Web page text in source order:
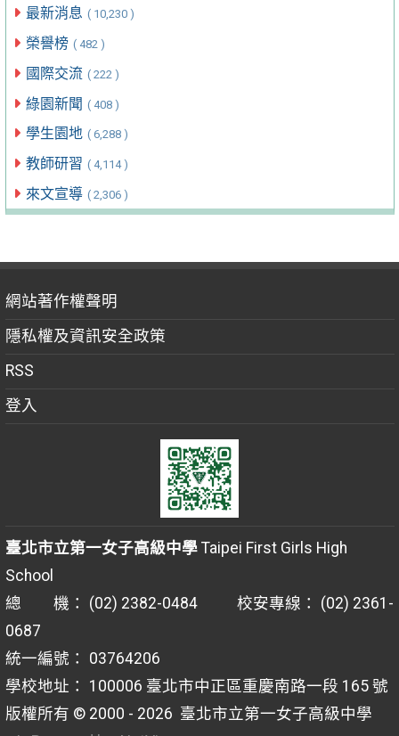
最新消息 ( 10,230 )
榮譽榜 ( 482 )
國際交流 ( 222 )
綠園新聞 ( 408 )
學生園地 ( 6,288 )
教師研習 ( 4,114 )
來文宣導 ( 2,306 )
網站著作權聲明
隱私權及資訊安全政策
RSS
登入
臺北市立第一女子高級中學Taipei First Girls High
School
總 機： (02) 2382-0484 校安專線： (02) 2361-
0687
統一編號： 03764206
學校地址： 100006 臺北市中正區重慶南路一段 165 號
版權所有 © 2000 - 2026 臺北市立第一女子高級中學